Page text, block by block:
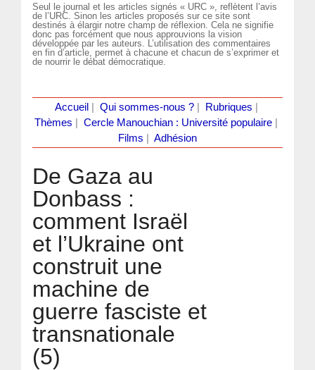
Seul le journal et les articles signés « URC », reflètent l’avis
de l’URC. Sinon les articles proposés sur ce site sont
destinés à élargir notre champ de réflexion. Cela ne signifie
donc pas forcément que nous approuvions la vision
développée par les auteurs. L’utilisation des commentaires
en fin d’article, permet à chacune et chacun de s’exprimer et
de nourrir le débat démocratique.
Accueil Qui sommes-nous ?| Rubriques
Thèmes
Cercle Manouchian : Université populaire
Films
Adhésion
De Gaza au
Donbass :
comment Israël
et l’Ukraine ont
construit une
machine de
guerre fasciste et
transnationale
(5)